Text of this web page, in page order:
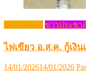
ข่าว (News) ข่าวประชา
ไฟเขียว อ.ส.ค. กู้เงิ
Posted
14/01/202614/01/2026